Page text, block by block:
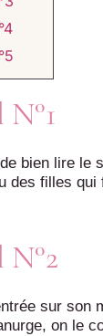
bien lire le
des filles
N°2
sur son
on le